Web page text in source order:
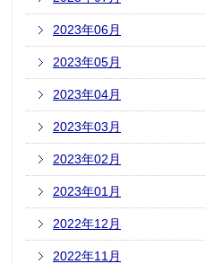
2023年06月
2023年05月
2023年04月
2023年03月
2023年02月
2023年01月
2022年12月
2022年11月